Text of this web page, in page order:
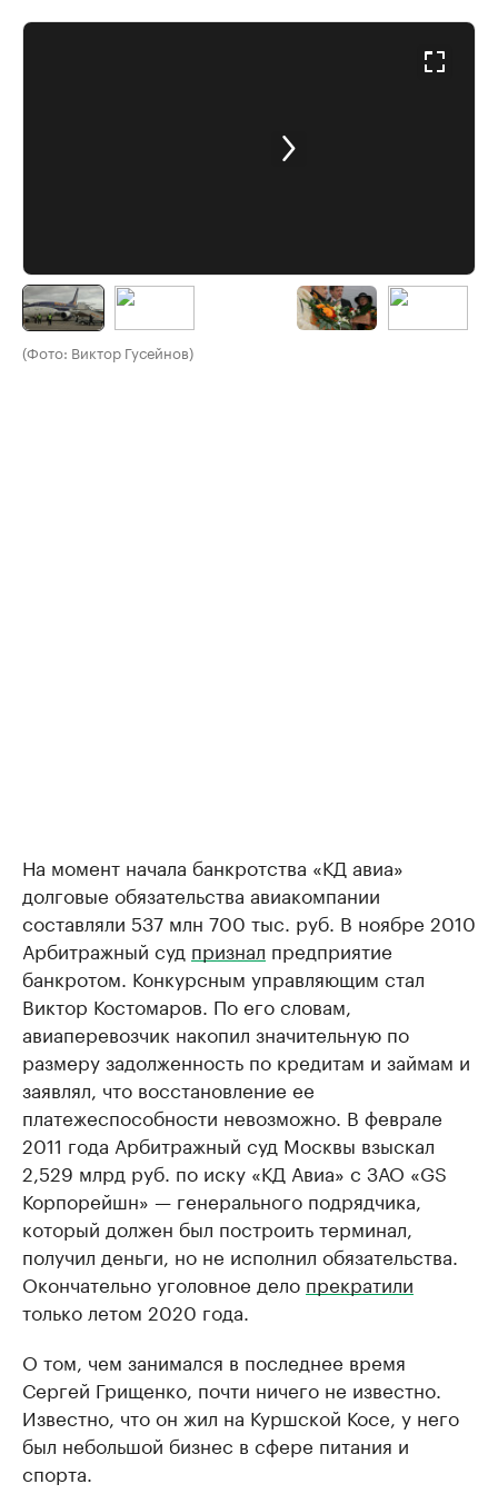
(Фото: Виктор Гусейнов)
На момент начала банкротства «КД авиа»
долговые обязательства авиакомпании
составляли 537 млн 700 тыс. руб. В ноябре 2010
Арбитражный суд признал предприятие
банкротом. Конкурсным управляющим стал
Виктор Костомаров. По его словам,
авиаперевозчик накопил значительную по
размеру задолженность по кредитам и займам и
заявлял, что восстановление ее
платежеспособности невозможно. В феврале
2011 года Арбитражный суд Москвы взыскал
2,529 млрд руб. по иску «КД Авиа» с ЗАО «GS
Корпорейшн» — генерального подрядчика,
который должен был построить терминал,
получил деньги, но не исполнил обязательства.
Окончательно уголовное дело прекратили
только летом 2020 года.
О том, чем занимался в последнее время
Сергей Грищенко, почти ничего не известно.
Известно, что он жил на Куршской Косе, у него
был небольшой бизнес в сфере питания и
спорта.